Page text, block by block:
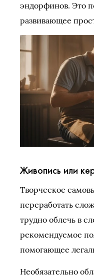
эндорфинов. Это
развивающее
Живопись или
Творческое
переработать
трудно облечь в
рекомендуемое
помогающее
Необязательно